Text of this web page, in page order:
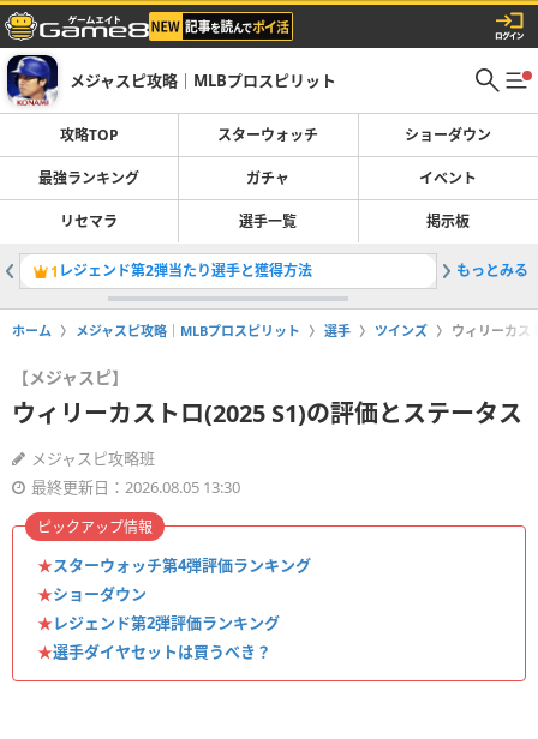
メジャスピ攻略｜MLBプロスピリット
攻略TOP スターウォッチ ショーダウン
最強ランキング ガチャ イベント
リセマラ 選手一覧 掲示板
1 レジェンド第2弾当たり選手と獲得方法 2最強選
もっとみる
ホーム メジャスピ攻略｜MLBプロスピリット 選手 ツインズ ウィリーカス
【メジャスピ】
ウィリーカストロ(2025 S1)の評価とステータス
メジャスピ攻略班
最終更新日：2026.08.05 13:30
★スターウォッチ第4弾評価ランキング
★ショーダウン
★レジェンド第2弾評価ランキング
★選手ダイヤセットは買うべき？
ピックアップ情報